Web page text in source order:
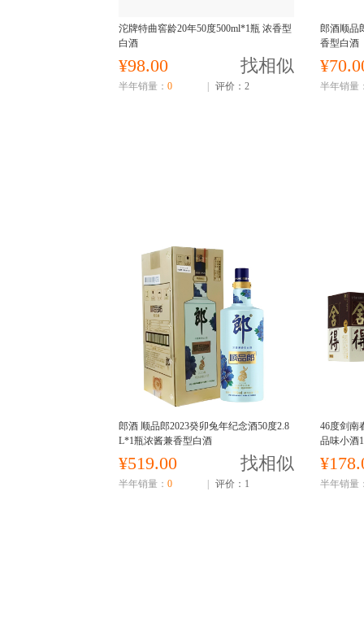
沱牌特曲窖龄20年50度500ml*1瓶 浓香型
白酒
¥98.00 找相似
半年销量： 0 评价：2
郎酒顺品
香型白酒
半年销量
郎酒 顺品郎2023癸卯兔年纪念酒50度2.8
L*1瓶浓酱兼香型白酒
¥519.00 找相似
半年销量： 0 评价：1
46度剑南
品味小酒
半年销量